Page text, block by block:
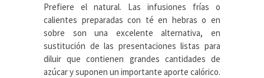
Prefiere el natural. Las infusiones frías o
calientes preparadas con té en hebras o en
sobre son una excelente alternativa, en
sustitución de las presentaciones listas para
diluir que contienen grandes cantidades de
azúcar y suponen un importante aporte calórico.